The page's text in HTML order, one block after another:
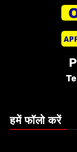
हमें फॉलो करें